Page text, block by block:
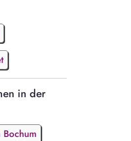
in der